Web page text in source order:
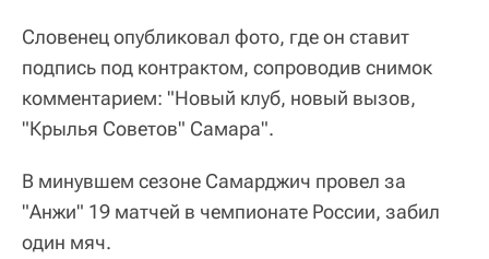
Словенец опубликовал фото, где он ставит
подпись под контрактом, сопроводив снимок
комментарием: "Новый клуб, новый вызов,
"Крылья Советов" Самара".
В минувшем сезоне Самарджич провел за
"Анжи" 19 матчей в чемпионате России, забил
один мяч.